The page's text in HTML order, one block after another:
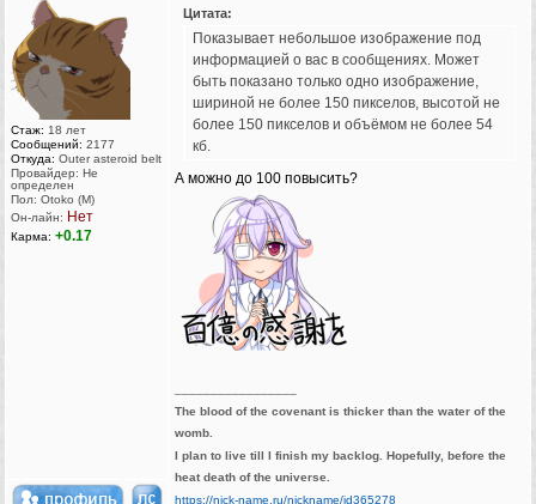
Стаж: 18 лет
Сообщений: 2177
Откуда: Outer asteroid belt
Провайдер: Не
определен
Пол: Otoko (M)
Он-лайн: Нет
Карма: +0.17
Цитата:
Показывает небольшое изображение под
информацией о вас в сообщениях. Может
быть показано только одно изображение,
шириной не более 150 пикселов, высотой не
более 150 пикселов и объёмом не более 54
кб.
А можно до 100 повысить?
The blood of the covenant is thicker than the water of the
womb.
I plan to live till I finish my backlog. Hopefully, before the
heat death of the universe.
https://nick-name.ru/nickname/id365278